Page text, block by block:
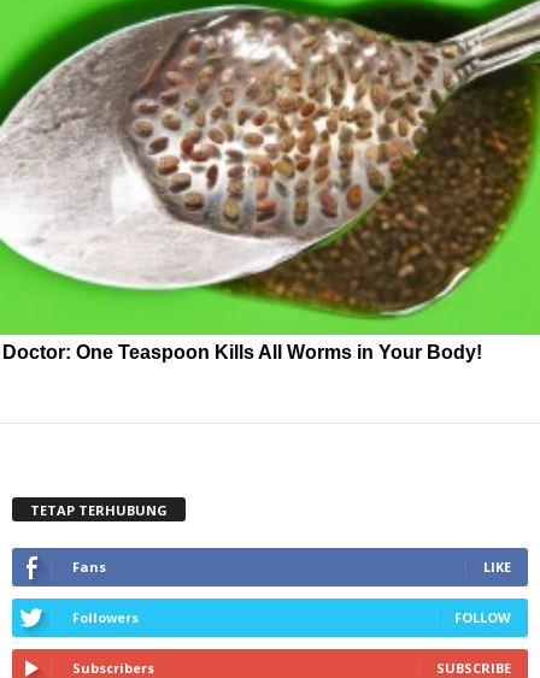
Doctor: One Teaspoon Kills All Worms in Your Body!
TETAP TERHUBUNG
Fans LIKE
Followers FOLLOW
Subscribers SUBSCRIBE